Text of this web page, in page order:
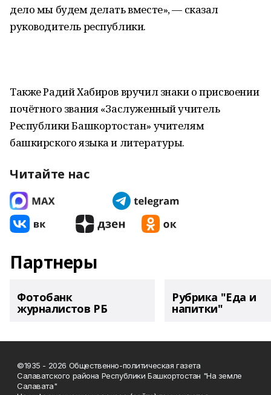
дело мы будем делать вместе», — сказал
руководитель республики.
Также Радий Хабиров вручил знаки о присвоении
почётного звания «Заслуженный учитель
Республики Башкортостан» учителям
башкирского языка и литературы.
Читайте нас
Партнеры
Фотобанк
журналистов РБ
Рубрика "Еда и
напитки"
©1935 - 2026 Общественно-политическая газета
Салаватского района Республики Башкортостан "На земле
Салавата"